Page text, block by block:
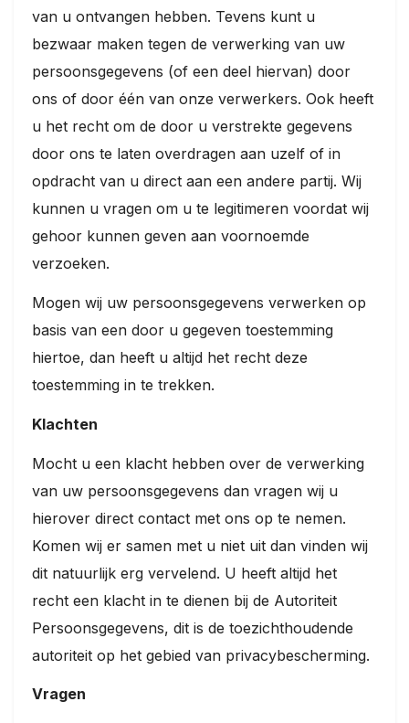
van u ontvangen hebben. Tevens kunt u
bezwaar maken tegen de verwerking van uw
persoonsgegevens (of een deel hiervan) door
ons of door één van onze verwerkers. Ook heeft
u het recht om de door u verstrekte gegevens
door ons te laten overdragen aan uzelf of in
opdracht van u direct aan een andere partij. Wij
kunnen u vragen om u te legitimeren voordat wij
gehoor kunnen geven aan voornoemde
verzoeken.
Mogen wij uw persoonsgegevens verwerken op
basis van een door u gegeven toestemming
hiertoe, dan heeft u altijd het recht deze
toestemming in te trekken.
Klachten
Mocht u een klacht hebben over de verwerking
van uw persoonsgegevens dan vragen wij u
hierover direct contact met ons op te nemen.
Komen wij er samen met u niet uit dan vinden wij
dit natuurlijk erg vervelend. U heeft altijd het
recht een klacht in te dienen bij de Autoriteit
Persoonsgegevens, dit is de toezichthoudende
autoriteit op het gebied van privacybescherming.
Vragen